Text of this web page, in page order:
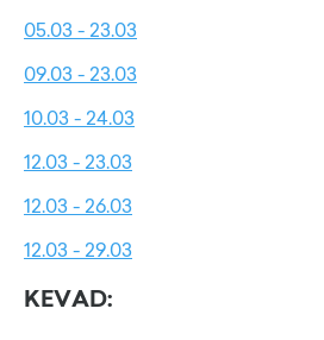
05.03 - 23.03
09.03 - 23.03
10.03 - 24.03
12.03 - 23.03
12.03 - 26.03
12.03 - 29.03
KEVAD: